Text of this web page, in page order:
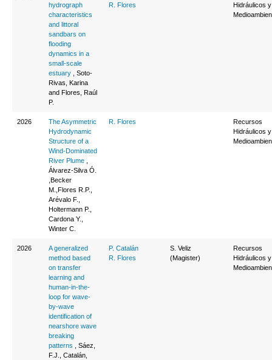
hydrograph
characteristics
and littoral
sandbars on
flooding
dynamics in a
small-scale
estuary , Soto-
Rivas, Karina
and Flores, Raúl
P.
R. Flores
Hidráulicos y
2026
The Asymmetric
Hydrodynamic
Structure of a
Wind-Dominated
River Plume
Álvarez-Silva Ó.
,Becker
M.,Flores R.P.,
Arévalo F.,
Holtermann P.,
Cardona Y.,
Winter C.
R. Flores
Recursos
Hidráulicos y
2026
A generalized
method based
on transfer
learning and
human-in-the-
loop for wave-
by-wave
identification of
nearshore wave
breaking
patterns , Sáez,
F.J., Catalán,
P. Catalán
R. Flores
S. Veliz
(Magister)
Recursos
Hidráulicos y